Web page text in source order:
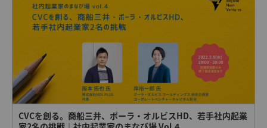
CVCを創る。商船三井、ポーラ・オルビスHD、若手社内起業